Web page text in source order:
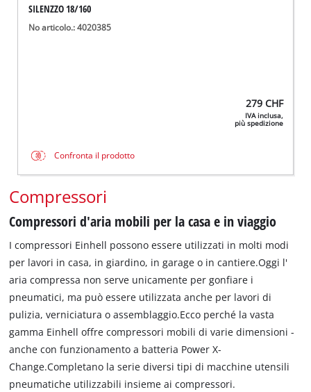
SILENZZO 18/160
No articolo.: 4020385
279 CHF
IVA inclusa,
più spedizione
Confronta il prodotto
Compressori
Compressori d'aria mobili per la casa e in viaggio
I compressori Einhell possono essere utilizzati in molti modi
per lavori in casa, in giardino, in garage o in cantiere.Oggi l'
aria compressa non serve unicamente per gonfiare i
pneumatici, ma può essere utilizzata anche per lavori di
pulizia, verniciatura o assemblaggio.Ecco perché la vasta
gamma Einhell offre compressori mobili di varie dimensioni -
anche con funzionamento a batteria Power X-
Change.Completano la serie diversi tipi di macchine utensili
pneumatiche utilizzabili insieme ai compressori.